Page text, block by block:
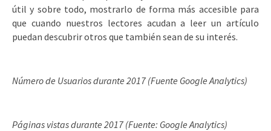
útil y sobre todo, mostrarlo de forma más accesible para
que cuando nuestros lectores acudan a leer un artículo
puedan descubrir otros que también sean de su interés.
Número de Usuarios durante 2017 (Fuente Google Analytics)
Páginas vistas durante 2017 (Fuente: Google Analytics)